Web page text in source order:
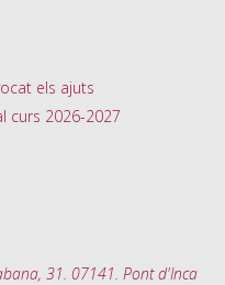
els ajuts
curs 2026-2027
31. 07141. Pont d'Inca